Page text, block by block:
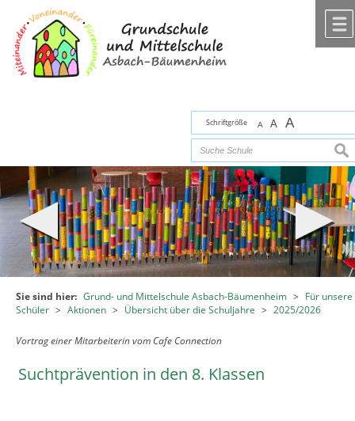
Zum Inhalt,
Schriftgröße A A A
Sie sind hier: Grund- und Mittelschule Asbach-Bäumenheim >
Für unsere
Schüler > Aktionen > Übersicht über die Schuljahre > 2025/2026
Vortrag einer Mitarbeiterin vom Cafe Connection
Suchtprävention in den 8. Klassen